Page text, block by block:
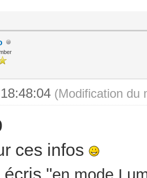
(Modification du
ces infos
écris "